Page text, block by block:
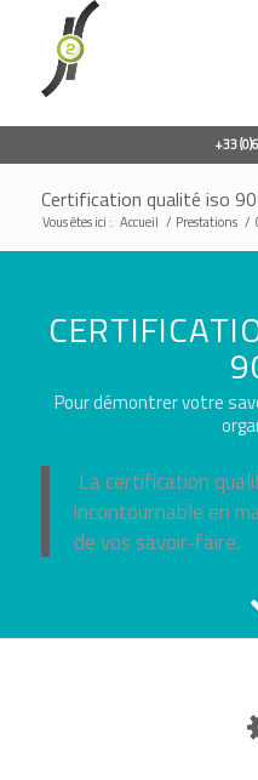
+33
Certification qualité iso
Vous êtes ici : Accueil / Prestations /
Pour démontrer votre
La certification
incontournable en
de vos savoir-faire.